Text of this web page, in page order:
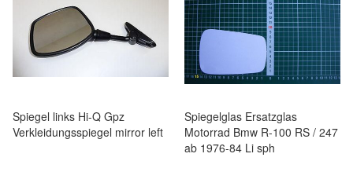
Spiegel links Hi-Q Gpz
Verkleidungsspiegel mirror left
Spiegelglas Ersatzglas
Motorrad Bmw R-100 RS / 247
ab 1976-84 Li sph